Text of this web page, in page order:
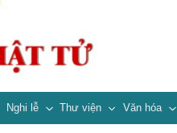
Nghi lễ Thư viện Văn hóa